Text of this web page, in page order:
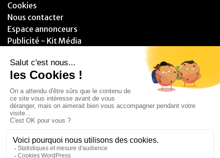
Cookies
Nous contacter
Espace annonceurs
Publicité - Kit Média
PARTENAIRES